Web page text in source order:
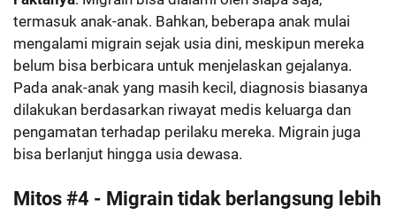
termasuk anak-anak. Bahkan, beberapa anak mulai
mengalami migrain sejak usia dini, meskipun mereka
belum bisa berbicara untuk menjelaskan gejalanya.
Pada anak-anak yang masih kecil, diagnosis biasanya
dilakukan berdasarkan riwayat medis keluarga dan
pengamatan terhadap perilaku mereka. Migrain juga
bisa berlanjut hingga usia dewasa.
Mitos #4 - Migrain tidak berlangsung lebih